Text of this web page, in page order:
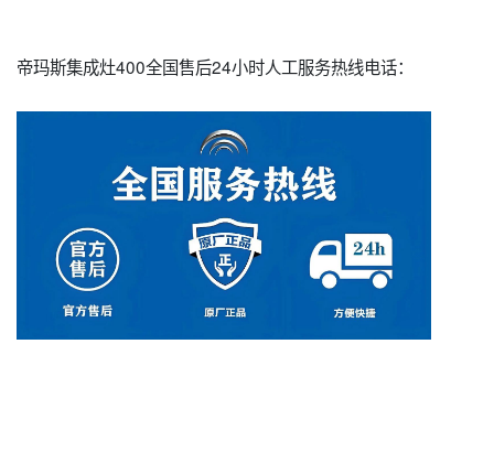
帝玛斯集成灶400全国售后24小时人工服务热线电话：